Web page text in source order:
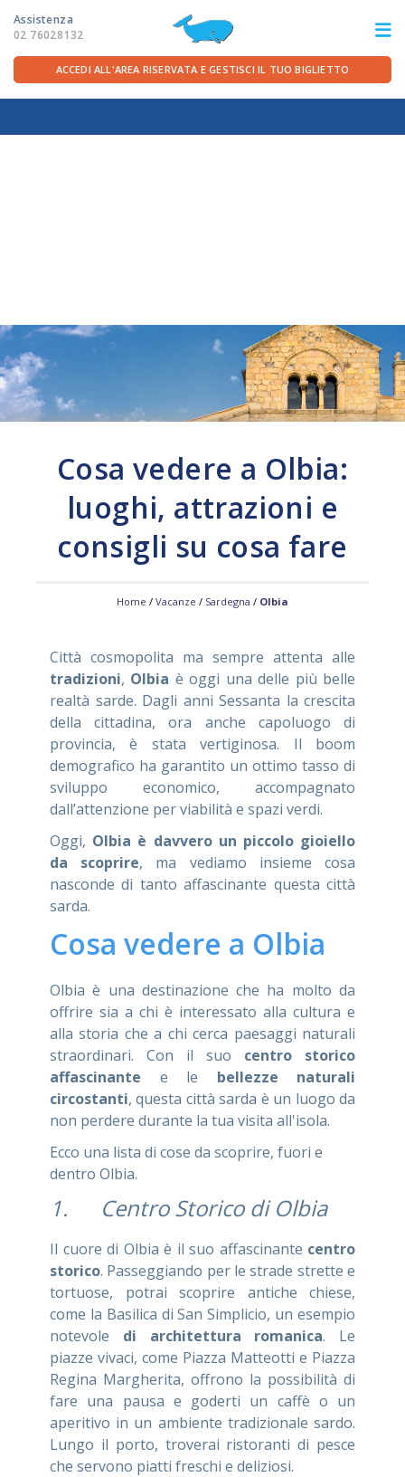
Assistenza
02 76028132
ITA FRA DEU ENG
SERVIZI A BORDO
LA COMPAGNIA
AssistenzaOnline
ACCEDI ALL'AREA RISERVATA E GESTISCI IL TUO BIGLIETTO
Cosa vedere a Olbia:
luoghi, attrazioni e
consigli su cosa fare
Home / Vacanze / Sardegna / Olbia
Città cosmopolita ma sempre attenta alle
tradizioni, Olbia è oggi una delle più belle
realtà sarde. Dagli anni Sessanta la crescita
della cittadina, ora anche capoluogo di
provincia, è stata vertiginosa. Il boom
demografico ha garantito un ottimo tasso di
sviluppo economico, accompagnato
dall’attenzione per viabilità e spazi verdi.
Oggi, Olbia è davvero un piccolo gioiello
da scoprire, ma vediamo insieme cosa
nasconde di tanto affascinante questa città
sarda.
Cosa vedere a Olbia
Olbia è una destinazione che ha molto da
offrire sia a chi è interessato alla cultura e
alla storia che a chi cerca paesaggi naturali
straordinari. Con il suo centro storico
affascinante e le bellezze naturali
circostanti, questa città sarda è un luogo da
non perdere durante la tua visita all'isola.
Ecco una lista di cose da scoprire, fuori e
dentro Olbia.
1. Centro Storico di Olbia
Il cuore di Olbia è il suo affascinante centro
storico. Passeggiando per le strade strette e
tortuose, potrai scoprire antiche chiese,
come la Basilica di San Simplicio, un esempio
notevole di architettura romanica. Le
piazze vivaci, come Piazza Matteotti e Piazza
Regina Margherita, offrono la possibilità di
fare una pausa e goderti un caffè o un
aperitivo in un ambiente tradizionale sardo.
Lungo il porto, troverai ristoranti di pesce
che servono piatti freschi e deliziosi.